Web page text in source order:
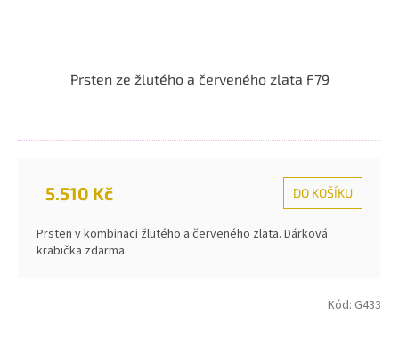
Prsten ze žlutého a červeného zlata F79
5.510 Kč DO KOŠÍKU
Prsten v kombinaci žlutého a červeného zlata. Dárková
krabička zdarma.
Kód: G433